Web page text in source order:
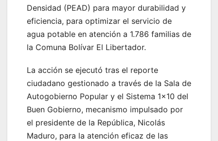
Densidad (PEAD) para mayor durabilidad y
eficiencia, para optimizar el servicio de
agua potable en atención a 1.786 familias de
la Comuna Bolívar El Libertador.
La acción se ejecutó tras el reporte
ciudadano gestionado a través de la Sala de
Autogobierno Popular y el Sistema 1×10 del
Buen Gobierno, mecanismo impulsado por
el presidente de la República, Nicolás
Maduro, para la atención eficaz de las